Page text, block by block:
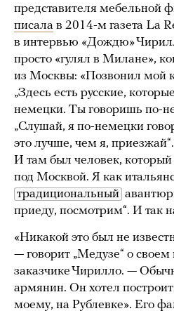
представителя мебельной
писала в 2014-м газета La
в интервью «Дождю»
просто «гулял в Милане»,
из Москвы: «Позвонил мой
„Здесь есть русские,
немецки. Ты говоришь по-
„Слушай, я по-немецки
это лучше, чем я,
И там был человек, который
под Москвой. Я как
традициональный
приеду, посмотрим“. И так
«Никакой это был не
— говорит „Медузе“ о
заказчике Чирилло. —
армянин. Он хотел
моему, на Рублевке». Его